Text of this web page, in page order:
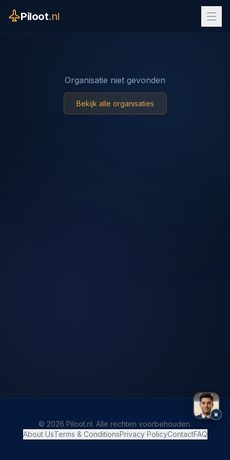
Piloot.nl
Organisatie niet gevonden
Bekijk alle organisaties
© 2026 Piloot.nl. Alle rechten voorbehouden.
About UsTerms & ConditionsPrivacy PolicyContactFAQ
×